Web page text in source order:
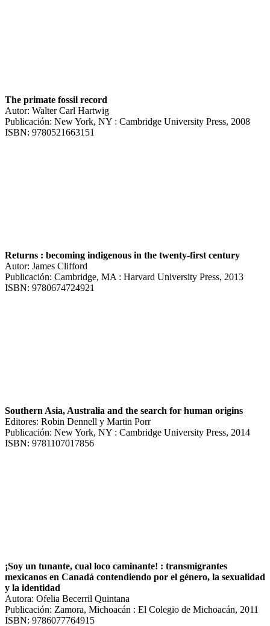
The primate fossil record
Autor: Walter Carl Hartwig
Publicación: New York, NY : Cambridge University Press, 2008
ISBN: 9780521663151
Returns : becoming indigenous in the twenty-first century
Autor: James Clifford
Publicación: Cambridge, MA : Harvard University Press, 2013
ISBN: 9780674724921
Southern Asia, Australia and the search for human origins
Editores: Robin Dennell y Martin Porr
Publicación: New York, NY : Cambridge University Press, 2014
ISBN: 9781107017856
¡Soy un tunante, cual loco caminante! : transmigrantes
mexicanos en Canadá contendiendo por el género, la sexualidad
y la identidad
Autora: Ofelia Becerril Quintana
Publicación: Zamora, Michoacán : El Colegio de Michoacán, 2011
ISBN: 9786077764915